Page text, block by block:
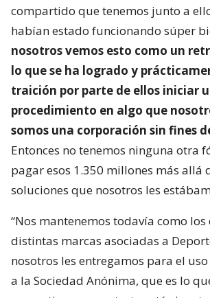
compartido que tenemos junto a
habían estado funcionando súper
nosotros vemos esto como un
lo que se ha logrado y
traición por parte de ellos iniciar
procedimiento en algo que
somos una corporación sin fines
Entonces no tenemos ninguna otra
pagar esos 1.350 millones más allá
soluciones que nosotros les
“Nos mantenemos todavía como los
distintas marcas asociadas a
nosotros les entregamos para el
a la Sociedad Anónima, que es lo